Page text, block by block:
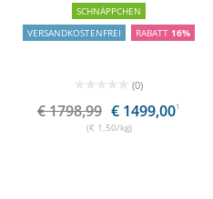
SCHNÄPPCHEN
VERSANDKOSTENFREI
RABATT 16%
(0)
€ 1798,99 € 1499,001
(€ 1,50/kg)